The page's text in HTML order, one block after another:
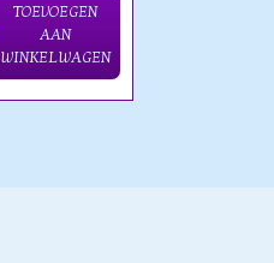
TOEVOEGEN
AAN
WINKELWAGEN